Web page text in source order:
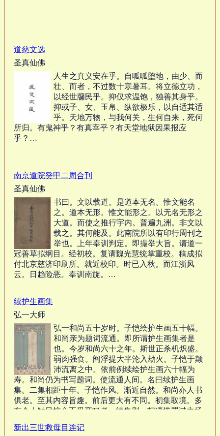
道慈文选
圣真仙佛
人生之真义安在乎。自呱呱堕地，由少、而
壮、而者，不过数十寒暑耳。将立德立功，
以经世牖民乎。抑仅求温饱，独善其身乎。
抑或子、女、玉帛、纵欲极乐，以自适其适
乎。天地万物，与我何关，生何自来，死何
所归。有鬼神乎？有真宰乎？有天堂地狱因果报应
乎？…
南京道院癸甲二周合刊
圣真仙佛
书曰。文以载道。是道本无名。惟文能名
之。道本无形。惟文能形之。以无名无形之
大道。而使之推行宇内。普遍九洲。非文以
载之。其何能及。此南院所以有印行周刊之
举也。上年奉训判定。即撮举大旨。请道一
冠善草拟纲目。经初校。复请魏光慧统掌重校。稿成拟
付北京慈济印刷所。就近校印。时已入秋。而江浙风
云。日趋险恶。奉训南旋。…
续护生画集
弘一大师
弘一和尚五十岁时。子恺绘护生画五十幅。
和尚亲为题词流通。即所谓护生画集者是
也。今岁和尚六十之年。斯世正杀机炽盛。
弱肉强食。阎浮提大半沦入劫火。子恺于颠
沛流离之中。依前例续绘护生画六十幅为
寿。和尚仍为书写题词。使流通人间。名曰续护生画
集。二集相距十年。子恺作风。渐近自然。和尚亦人书
俱老。至其内容旨趣。前后更大有不同。初集取境。多
有令人触目惊心不忍卒睹者。续集则一扫凄惨罪过之场
新出三世救母目连记